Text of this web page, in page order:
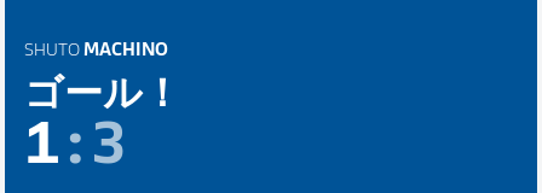
SHUTO MACHINO
ゴール！
1: 3